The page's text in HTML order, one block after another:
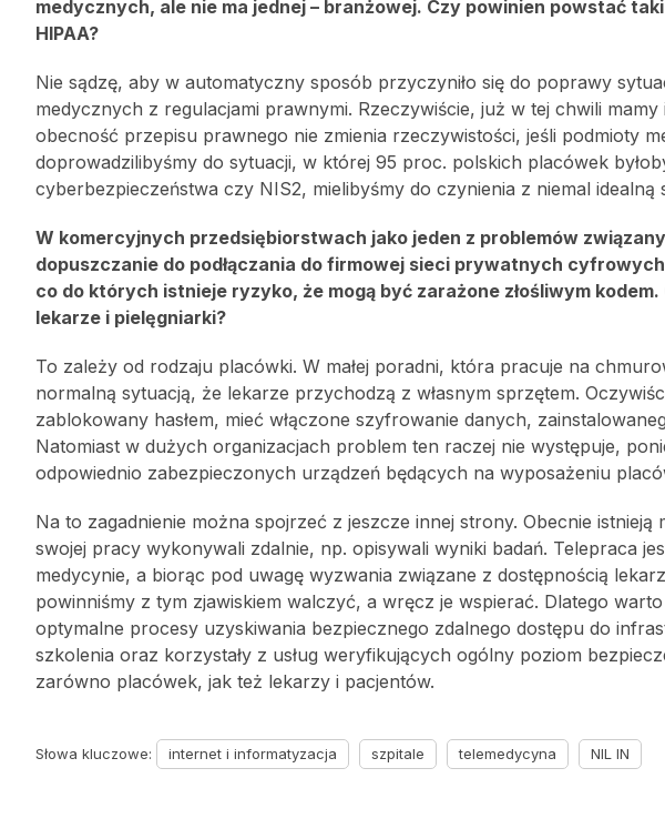
medycznych, ale nie ma jednej – branżowej. Czy powinien powstać
HIPAA?
Nie sądzę, aby w automatyczny sposób przyczyniło się do poprawy
medycznych z regulacjami prawnymi. Rzeczywiście, już w tej chwili
obecność przepisu prawnego nie zmienia rzeczywistości, jeśli podmioty
doprowadzilibyśmy do sytuacji, w której 95 proc. polskich placówek
cyberbezpieczeństwa czy NIS2, mielibyśmy do czynienia z niemal idealną
W komercyjnych przedsiębiorstwach jako jeden z problemów
dopuszczanie do podłączania do firmowej sieci prywatnych
co do których istnieje ryzyko, że mogą być zarażone złośliwym
lekarze i pielęgniarki?
To zależy od rodzaju placówki. W małej poradni, która pracuje na
normalną sytuacją, że lekarze przychodzą z własnym sprzętem.
zablokowany hasłem, mieć włączone szyfrowanie danych,
Natomiast w dużych organizacjach problem ten raczej nie występuje,
odpowiednio zabezpieczonych urządzeń będących na wyposażeniu
Na to zagadnienie można spojrzeć z jeszcze innej strony. Obecnie
swojej pracy wykonywali zdalnie, np. opisywali wyniki badań. Telepraca
medycynie, a biorąc pod uwagę wyzwania związane z dostępnością
powinniśmy z tym zjawiskiem walczyć, a wręcz je wspierać. Dlatego
optymalne procesy uzyskiwania bezpiecznego zdalnego dostępu do
szkolenia oraz korzystały z usług weryfikujących ogólny poziom
zarówno placówek, jak też lekarzy i pacjentów.
Słowa kluczowe: internet i informatyzacja szpitale telemedycyna NIL IN